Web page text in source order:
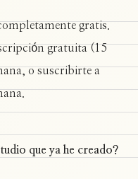
gratis.
gratuita (15
o suscribirte a
que ya he creado?